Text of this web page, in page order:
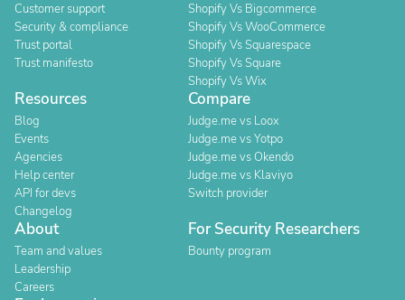
Customer support
Security & compliance
Trust portal
Trust manifesto
Shopify Vs Bigcommerce
Shopify Vs WooCommerce
Shopify Vs Squarespace
Shopify Vs Square
Shopify Vs Wix
Resources
Blog
Events
Agencies
Help center
API for devs
Changelog
Compare
Judge.me vs Loox
Judge.me vs Yotpo
Judge.me vs Okendo
Judge.me vs Klaviyo
Switch provider
About
Team and values
Leadership
Careers
For Security Researchers
Bounty program